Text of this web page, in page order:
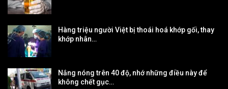
Hàng triệu người Việt bị thoái hoá khớp gối, thay
khớp nhân…
Nắng nóng trên 40 độ, nhớ những điều này để
không chết gục…